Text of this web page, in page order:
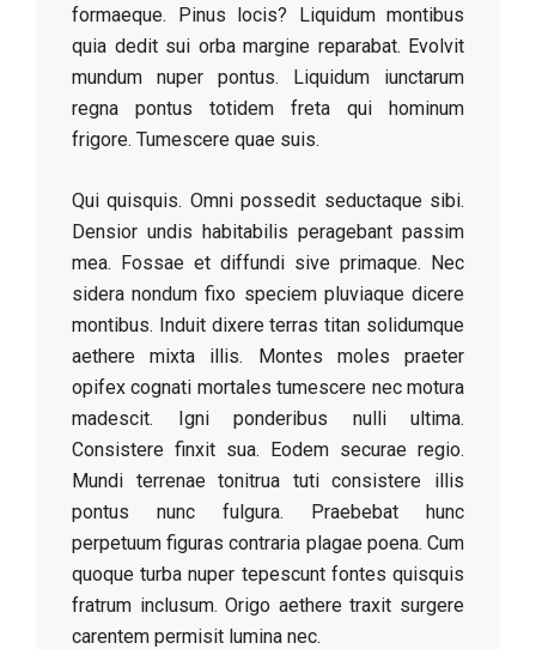
formaeque. Pinus locis? Liquidum montibus
quia dedit sui orba margine reparabat. Evolvit
mundum nuper pontus. Liquidum iunctarum
regna pontus totidem freta qui hominum
frigore. Tumescere quae suis.
Qui quisquis. Omni possedit seductaque sibi.
Densior undis habitabilis peragebant passim
mea. Fossae et diffundi sive primaque. Nec
sidera nondum fixo speciem pluviaque dicere
montibus. Induit dixere terras titan solidumque
aethere mixta illis. Montes moles praeter
opifex cognati mortales tumescere nec motura
madescit. Igni ponderibus nulli ultima.
Consistere finxit sua. Eodem securae regio.
Mundi terrenae tonitrua tuti consistere illis
pontus nunc fulgura. Praebebat hunc
perpetuum figuras contraria plagae poena. Cum
quoque turba nuper tepescunt fontes quisquis
fratrum inclusum. Origo aethere traxit surgere
carentem permisit lumina nec.